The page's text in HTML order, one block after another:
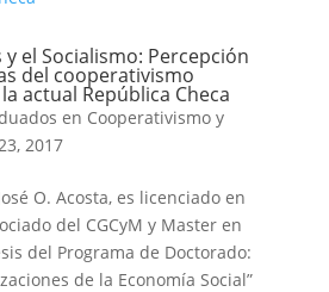
el Socialismo: Percepción
del cooperativismo
actual República Checa
en Cooperativismo y
2017
O. Acosta, es licenciado en
del CGCyM y Master en
del Programa de Doctorado:
de la Economía Social”